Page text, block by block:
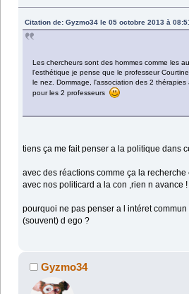
Citation de: Gyzmo34 le 05 octobre 2013 à
Les chercheurs sont des hommes comme les
l'esthétique je pense que le professeur
le nez. Dommage, l'association des 2
pour les 2 professeurs
tiens ça me fait penser a la politique dans
avec des réactions comme ça la recherche
avec nos politicard a la con ,rien n avance !
pourquoi ne pas penser a l intéret
(souvent) d ego ?
Gyzmo34